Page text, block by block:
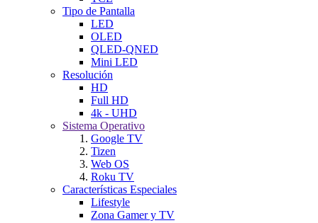
Tipo de Pantalla
LED
OLED
QLED-QNED
Mini LED
Resolución
HD
Full HD
4k - UHD
Sistema Operativo
Google TV
Tizen
Web OS
Roku TV
Características Especiales
Lifestyle
Zona Gamer y TV